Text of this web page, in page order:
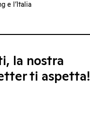
e l’Italia
la nostra
ti aspetta!